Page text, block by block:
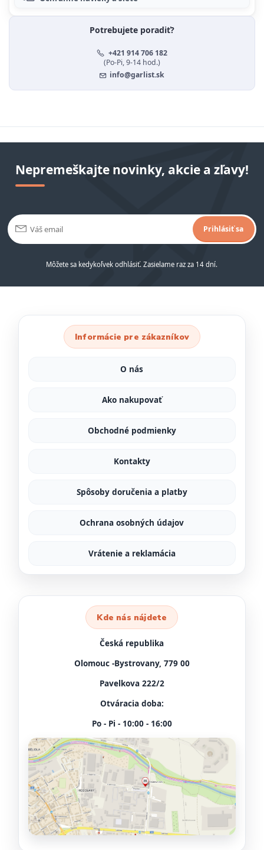
Potrebujete poradiť?
+421 914 706 182
(Po-Pi, 9-14 hod.)
info@garlist.sk
Nepremeškajte novinky, akcie a zľavy!
Prihlásiť sa
Môžete sa kedykoľvek odhlásiť. Zasielame raz za 14 dní.
Informácie pre zákazníkov
O nás
Ako nakupovať
Obchodné podmienky
Kontakty
Spôsoby doručenia a platby
Ochrana osobných údajov
Vrátenie a reklamácia
Kde nás nájdete
Česká republika
Olomouc -Bystrovany, 779 00
Pavelkova 222/2
Otváracia doba:
Po - Pi - 10:00 - 16:00